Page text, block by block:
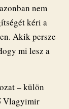
nem
kéri a
Akik persze
mi lesz a
– külön
Vlagyimir